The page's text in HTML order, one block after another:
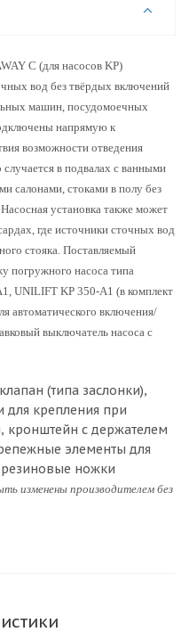
C (для насосов KP)
вод без твёрдых включений
машин, посудомоечных
напрямую к
возможности отведения
в подвалах с ванными
салонами, стоками в полу без
установка также может
где источники сточных вод
стояка. Поставляемый
погружного насоса типа
UNILIFT KP 350-A1 (в комплект
автоматического включения/
выключатель насоса с
(типа заслонки),
для крепления при
с держателем
элементы для
резиновые ножки
изменены производителем без